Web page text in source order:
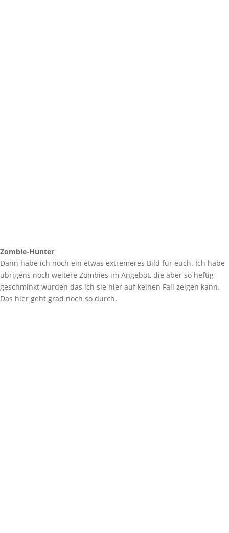
Zombie-Hunter
Dann habe ich noch ein etwas extremeres Bild für euch. Ich habe
übrigens noch weitere Zombies im Angebot, die aber so heftig
geschminkt wurden das ich sie hier auf keinen Fall zeigen kann.
Das hier geht grad noch so durch.